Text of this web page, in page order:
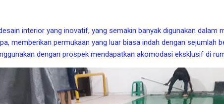
interior yang inovatif, yang semakin banyak digunakan dalam
memberikan permukaan yang luar biasa indah dengan sejumlah
dengan prospek mendapatkan akomodasi eksklusif di